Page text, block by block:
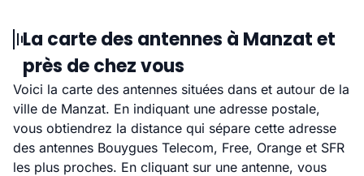
La carte des antennes à Manzat et
près de chez vous
Voici la carte des antennes situées dans et autour de la
ville de Manzat. En indiquant une adresse postale,
vous obtiendrez la distance qui sépare cette adresse
des antennes Bouygues Telecom, Free, Orange et SFR
les plus proches. En cliquant sur une antenne, vous